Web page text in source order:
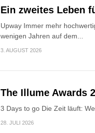
Ein zweites Leben
Upway Immer mehr
wenigen Jahren auf dem...
3. AUGUST 2026
The Illume Awards
3 Days to go Die Zeit läuft:
28. JULI 2026